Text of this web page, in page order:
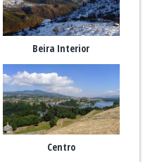
Beira Interior
Centro